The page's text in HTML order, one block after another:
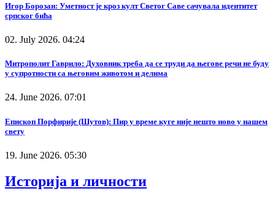
Игор Борозан: Уметност је кроз култ Светог Саве сачувала идентитет
српског бића
02. July 2026. 04:24
Митрополит Гаврило: Духовник треба да се труди да његове речи не буду
у супротности са његовим животом и делима
24. June 2026. 07:01
Епископ Порфирије (Шутов): Пир у време куге није нешто ново у нашем
свету
19. June 2026. 05:30
Историја и личности